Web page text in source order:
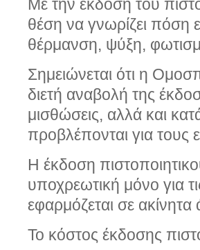
Με την έκδοση του
θέση να γνωρίζει πόση
θέρμανση, ψύξη,
Σημειώνεται ότι η
διετή αναβολή της
μισθώσεις, αλλά και
προβλέπονται για τους
Η έκδοση
υποχρεωτική μόνο για
εφαρμόζεται σε
Το κόστος έκδοσης